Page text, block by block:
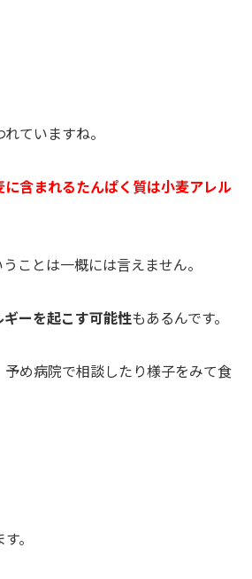
ていますね。
に含まれるたんぱく質は小麦アレル
ことは一概には言えません。
ギーを起こす可能性もあるんです。
め病院で相談したり様子をみて食
。